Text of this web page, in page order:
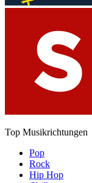
Top Musikrichtungen
Pop
Rock
Hip Hop